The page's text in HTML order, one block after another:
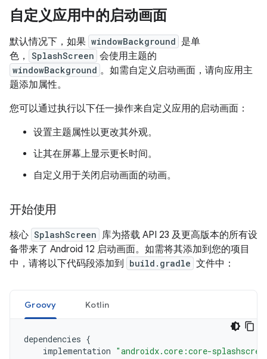
自定义应用中的启动画面
默认情况下，如果 windowBackground 是单
色，
SplashScreen 会使用主题的
windowBackground 。如需自定义启动画面，请向应用主
题添加属性。
您可以通过执行以下任一操作来自定义应用的启动画面：
设置主题属性以更改其外观。
让其在屏幕上显示更长时间。
自定义用于关闭启动画面的动画。
开始使用
核心 SplashScreen
库为搭载 API 23 及更高版本的所有设
备带来了 Android 12 启动画面。如需将其添加到您的项目
中，请将以下代码段添加到 build.gradle 文件中：
Groovy Kotlin
dependencies {
implementation "androidx.core:core-